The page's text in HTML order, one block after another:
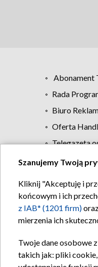
Abonament
Rada
Biuro
Oferta
Telegazeta
Szanujemy Twoją
Kliknij "Akceptuję i
końcowym i ich
z IAB* (1201 firm)
mierzenia ich
Twoje dane osobowe
takich jak: pliki